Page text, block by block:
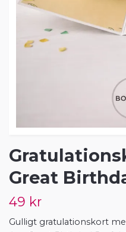
Great
49 kr
Gulligt gratulationskort